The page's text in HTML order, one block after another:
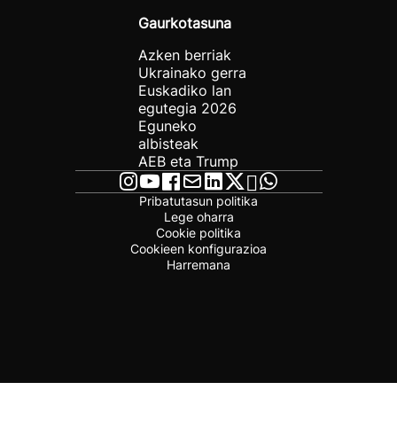
Gaurkotasuna
Azken berriak
Ukrainako gerra
Euskadiko lan
egutegia 2026
Eguneko
albisteak
AEB eta Trump
Pribatutasun politika
Lege oharra
Cookie politika
Cookieen konfigurazioa
Harremana